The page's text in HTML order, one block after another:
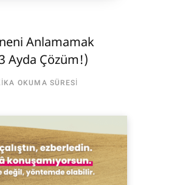
Anlamamak
Ayda Çözüm!)
OKUMA SÜRESI